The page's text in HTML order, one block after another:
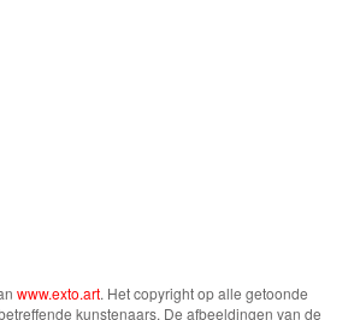
www.exto.art. Het copyright op alle getoonde
kunstenaars. De afbeeldingen van de